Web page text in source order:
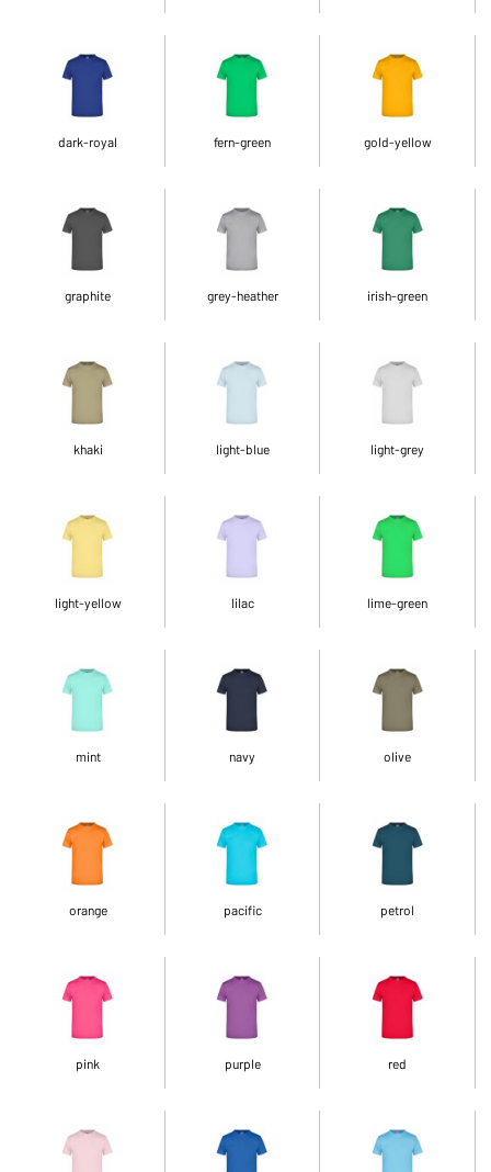
dark-royal fern-green gold-yellow
graphite grey-heather irish-green
khaki light-blue light-grey
light-yellow lilac lime-green
mint navy olive
orange pacific petrol
pink purple red